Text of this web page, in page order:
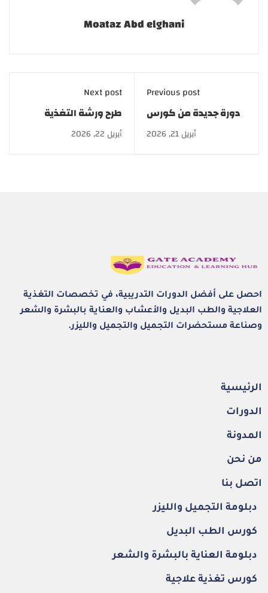
Moataz Abd elghani
Previous post
دورة جديدة من كورس
التجميل والليزر
بالإسكندرية | أكاديمية
أبريل 21, 2026
Next post
طرح ورشة التغذية
احجز الآن
أبريل 22, 2026
احصل على أفضل الدورات التدريبية، في تخصصات التغذية
العلاجية والطب البديل والأعشاب والعناية بالبشرة والشعر
وصناعة مستحضرات التجميل والتجميل والليزر.
الرئيسية
الدورات
المدونة
من نحن
اتصل بنا
دبلومة التجميل والليزر
كورس الطب البديل
دبلومة العناية بالبشرة والشعر
كورس تغذية علاجية